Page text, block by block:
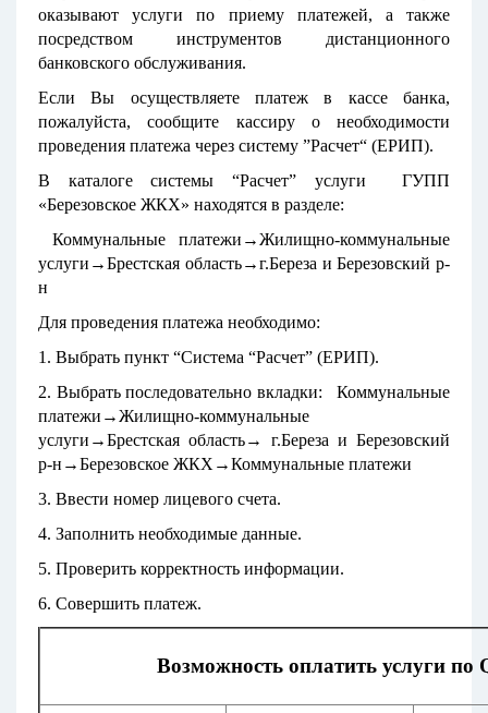
оказывают услуги по приему платежей, а также
посредством инструментов дистанционного
банковского обслуживания.
Если Вы осуществляете платеж в кассе банка,
пожалуйста, сообщите кассиру о необходимости
проведения платежа через систему ”Расчет“ (ЕРИП).
В каталоге сиcтемы “Расчет” услуги ГУПП
«Березовское ЖКХ» находятся в разделе:
Коммунальные платежи→Жилищно-коммунальные
услуги→Брестская область→г.Береза и Березовский р-
н
Для проведения платежа необходимо:
1. Выбрать пункт “Система “Расчет” (ЕРИП).
2. Выбрать последовательно вкладки: Коммунальные
платежи→Жилищно-коммунальные
услуги→Брестская область→ г.Береза и Березовский
р-н→Березовское ЖКХ→Коммунальные платежи
3. Ввести номер лицевого счета.
4. Заполнить необходимые данные.
5. Проверить корректность информации.
6. Совершить платеж.
Возможность оплатить услуги по